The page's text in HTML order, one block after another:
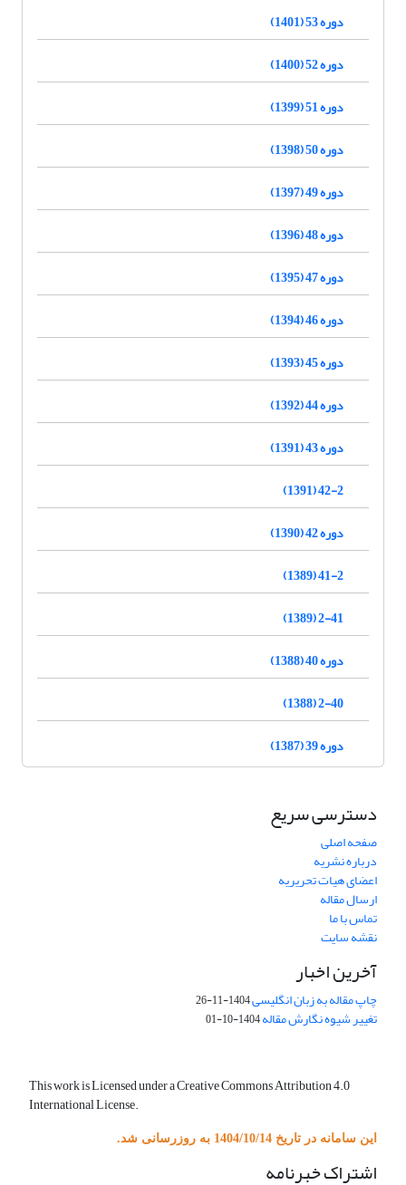
دوره 53 (1401)
دوره 52 (1400)
دوره 51 (1399)
دوره 50 (1398)
دوره 49 (1397)
دوره 48 (1396)
دوره 47 (1395)
دوره 46 (1394)
دوره 45 (1393)
دوره 44 (1392)
دوره 43 (1391)
42-2 (1391)
دوره 42 (1390)
41-2 (1389)
2-41 (1389)
دوره 40 (1388)
2-40 (1388)
دوره 39 (1387)
دسترسی سریع
صفحه اصلی
درباره نشریه
اعضای هیات تحریریه
ارسال مقاله
تماس با ما
نقشه سایت
آخرین اخبار
چاپ مقاله به زبان انگلیسی1404-11-26
تغییر شیوه نگارش مقاله1404-10-01
This work is Licensed under a Creative Commons Attribution 4.0
International License.
این سامانه در تاریخ 1404/10/14 به روزرسانی شد.
اشتراک خبرنامه